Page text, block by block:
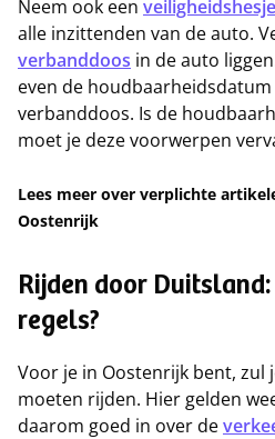
Neem ook een veiligheidshesje
alle inzittenden van de auto.
verbanddoos in de auto
even de
verbanddoos. Is de
moet je deze voorwerpen
Lees meer over verplichte
Oostenrijk
Rijden door
regels?
Voor je in Oostenrijk bent, zul
moeten rijden. Hier gelden
daarom goed in over de